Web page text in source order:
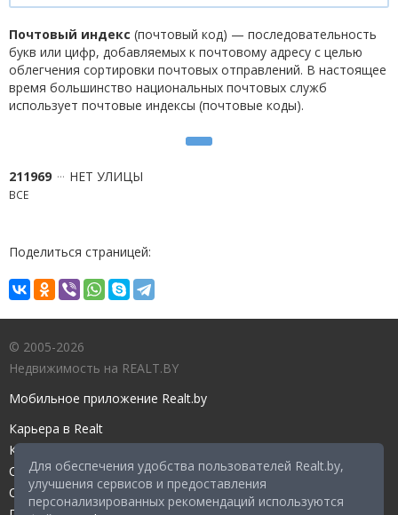
Для обеспечения удобства пользователей Realt.by,
улучшения сервисов и предоставления
персонализированных рекомендаций используются
Почтовый индекс (почтовый код) — последовательность
букв или цифр, добавляемых к почтовому адресу с целью
облегчения сортировки почтовых отправлений. В настоящее
время большинство национальных почтовых служб
использует почтовые индексы (почтовые коды).
211969 НЕТ УЛИЦЫ
ВСЕ
Поделиться страницей:
© 2005-2026
Недвижимость на REALT.BY
Мобильное приложение Realt.by
Карьера в Realt
Контакты редакции
Справочный центр
Служба поддержки